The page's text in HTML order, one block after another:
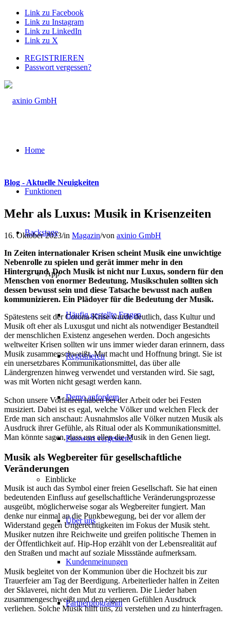
Link zu Facebook
Link zu Instagram
Link zu LinkedIn
Link zu X
REGISTRIEREN
Passwort vergessen?
Home
Funktionen
Backstage
App
Häufig gestellte Fragen
Registrieren
Demo anfordern
Passwort vergessen?
Einblicke
Über uns
Kundenmeinungen
Partnerprogramm
Blog - Aktuelle Neuigkeiten
Mehr als Luxus: Musik in Krisenzeiten
16. Oktober 2023/in Magazin/von axinio GmbH
In Zeiten internationaler Krisen scheint Musik eine unwichtige
Nebenrolle zu spielen und gerät immer mehr in den
Hintergrund. Doch Musik ist nicht nur Luxus, sondern für den
Menschen von enormer Bedeutung. Musikschulen sollten sich
dessen bewusst sein und diese Tatsache bewusst nach außen
kommunizieren. Ein Plädoyer für die Bedeutung der Musik.
Spätestens seit der Corona-Krise wurde deutlich, dass Kultur und
Musik oft eher als Luxusgut und nicht als notwendiger Bestandteil
der menschlichen Existenz angesehen werden. Doch angesichts
weltweiter Krisen sollten wir uns immer wieder daran erinnern, dass
Musik zusammenschweißt, Mut macht und Hoffnung bringt. Sie ist
ein unersetzbares Kommunikationsmittel, das über alle
Ländergrenzen hinweg verwendet und verstanden wird. Sie sagt,
was mit Worten nicht gesagt werden kann.
Schon unsere Vorfahren haben bei der Arbeit oder bei Festen
musiziert. Dabei ist es egal, welche Völker und welchen Fleck der
Erde man sich anschaut: Ausnahmslos alle Völker nutzen Musik als
Ausdruck ihrer Gefühle, als Ritual oder als Kommunikationsmittel.
Man könnte sagen, dass uns allen die Musik in den Genen liegt.
Musik als Wegbereiter für gesellschaftliche
Veränderungen
Musik ist auch das Symbol einer freien Gesellschaft. Sie hat einen
bedeutenden Einfluss auf gesellschaftliche Veränderungsprozesse
ausgeübt, möglicherweise sogar als Wegbereiter fungiert. Man
denke nur einmal an die Punkbewegung, bei der vor allem der
Widerstand gegen Ungerechtigkeiten im Fokus der Musik steht.
Musiker nutzen ihre Reichweite und greifen politische Themen in
der Öffentlichkeit auf. Hip-Hop erzählt von der Lebensrealität auf
den Straßen und macht auf soziale Missstände aufmerksam.
Musik begleitet von der Kommunion über die Hochzeit bis zur
Trauerfeier am Tag der Beerdigung. Arbeiterlieder halfen in Zeiten
der Sklaverei, nicht den Mut zu verlieren. Die Lieder haben
zusammengeschweißt und den eigenen Gefühlen Ausdruck
verliehen. Solche Musik hilft uns, zu verstehen und zu hinterfragen.